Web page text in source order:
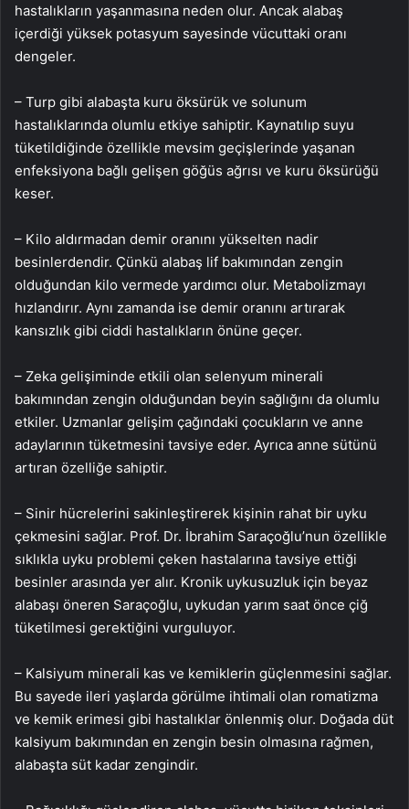
hastalıkların yaşanmasına neden olur. Ancak alabaş
içerdiği yüksek potasyum sayesinde vücuttaki oranı
dengeler.
– Turp gibi alabaşta kuru öksürük ve solunum
hastalıklarında olumlu etkiye sahiptir. Kaynatılıp suyu
tüketildiğinde özellikle mevsim geçişlerinde yaşanan
enfeksiyona bağlı gelişen göğüs ağrısı ve kuru öksürüğü
keser.
– Kilo aldırmadan demir oranını yükselten nadir
besinlerdendir. Çünkü alabaş lif bakımından zengin
olduğundan kilo vermede yardımcı olur. Metabolizmayı
hızlandırır. Aynı zamanda ise demir oranını artırarak
kansızlık gibi ciddi hastalıkların önüne geçer.
– Zeka gelişiminde etkili olan selenyum minerali
bakımından zengin olduğundan beyin sağlığını da olumlu
etkiler. Uzmanlar gelişim çağındaki çocukların ve anne
adaylarının tüketmesini tavsiye eder. Ayrıca anne sütünü
artıran özelliğe sahiptir.
– Sinir hücrelerini sakinleştirerek kişinin rahat bir uyku
çekmesini sağlar. Prof. Dr. İbrahim Saraçoğlu’nun özellikle
sıklıkla uyku problemi çeken hastalarına tavsiye ettiği
besinler arasında yer alır. Kronik uykusuzluk için beyaz
alabaşı öneren Saraçoğlu, uykudan yarım saat önce çiğ
tüketilmesi gerektiğini vurguluyor.
– Kalsiyum minerali kas ve kemiklerin güçlenmesini sağlar.
Bu sayede ileri yaşlarda görülme ihtimali olan romatizma
ve kemik erimesi gibi hastalıklar önlenmiş olur. Doğada düt
kalsiyum bakımından en zengin besin olmasına rağmen,
alabaşta süt kadar zengindir.